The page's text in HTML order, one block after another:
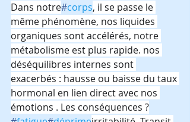
Dans notre#corps, il se passe le
même phénomène, nos liquides
organiques sont accélérés, notre
métabolisme est plus rapide. nos
déséquilibres internes sont
exacerbés : hausse ou baisse du taux
hormonal en lien direct avec nos
émotions . Les conséquences ?